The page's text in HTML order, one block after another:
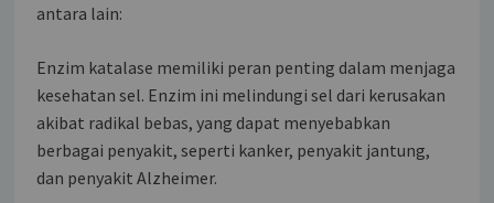
antara lain:
Enzim katalase memiliki peran penting dalam menjaga
kesehatan sel. Enzim ini melindungi sel dari kerusakan
akibat radikal bebas, yang dapat menyebabkan
berbagai penyakit, seperti kanker, penyakit jantung,
dan penyakit Alzheimer.